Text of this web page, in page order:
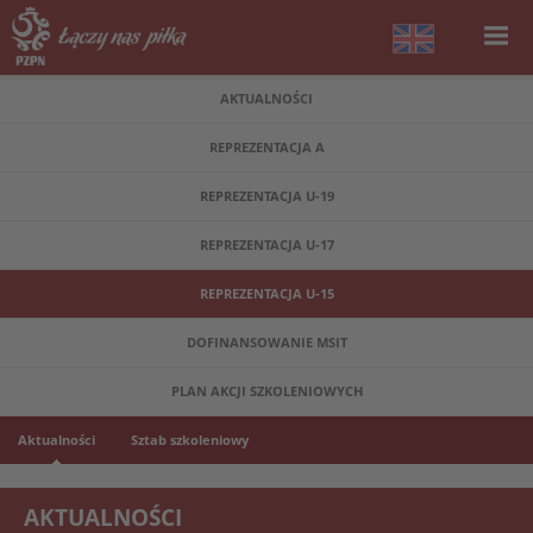
AKTUALNOŚCI
REPREZENTACJA A
REPREZENTACJA U-19
REPREZENTACJA U-17
REPREZENTACJA U-15
DOFINANSOWANIE MSIT
PLAN AKCJI SZKOLENIOWYCH
Aktualności Sztab szkoleniowy
AKTUALNOŚCI